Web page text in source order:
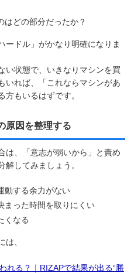
はどの部分だったか？
ードル」がかなり明確になりま
い状態で、いきなりマシンを買
いれば、「これならマシンがあ
方もいるはずです。
原因を整理する
は、「意志が弱いから」と責め
してみましょう。
動する余力がない
まった時間を取りにくい
くなる
は、
れる？｜RIZAPで結果が出る“勝